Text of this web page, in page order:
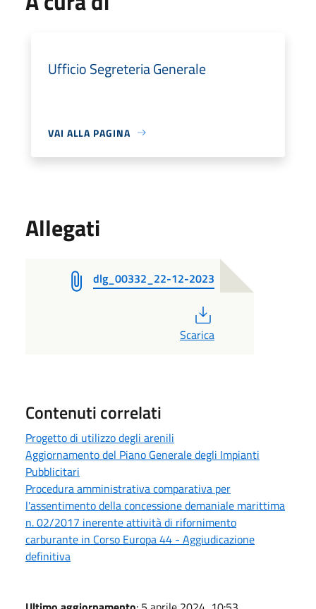
Ufficio Segreteria Generale
VAI ALLA PAGINA
Allegati
dlg_00332_22-12-2023
Scarica
Contenuti correlati
Progetto di utilizzo degli arenili
Aggiornamento del Piano Generale degli Impianti
Pubblicitari
Procedura amministrativa comparativa per
l'assentimento della concessione demaniale marittima
n. 02/2017 inerente attività di rifornimento
carburante in Corso Europa 44 - Aggiudicazione
definitiva